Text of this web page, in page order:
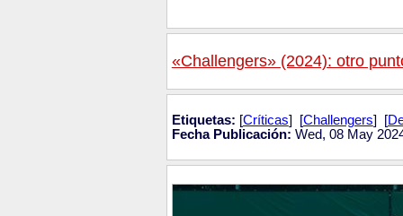
«Challengers» (2024): otro
Etiquetas: [Críticas] [Challengers] [
Fecha Publicación: Wed, 08 May